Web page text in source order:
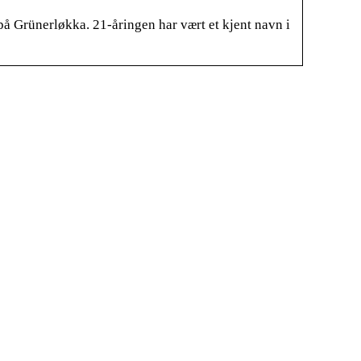
Grünerløkka. 21-åringen har vært et kjent navn i